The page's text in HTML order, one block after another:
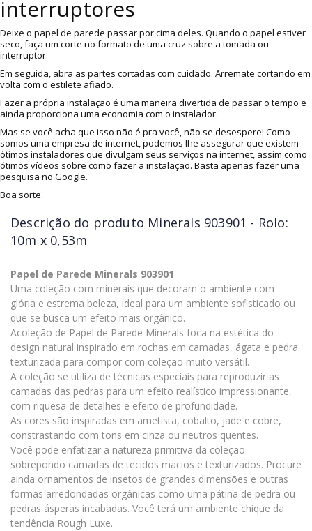
interruptores
Deixe o papel de parede passar por cima deles. Quando o papel estiver
seco, faça um corte no formato de uma cruz sobre a tomada ou
interruptor.
Em seguida, abra as partes cortadas com cuidado. Arremate cortando em
volta com o estilete afiado.
Fazer a própria instalação é uma maneira divertida de passar o tempo e
ainda proporciona uma economia com o instalador.
Mas se você acha que isso não é pra você, não se desespere! Como
somos uma empresa de internet, podemos lhe assegurar que existem
ótimos instaladores que divulgam seus serviços na internet, assim como
ótimos vídeos sobre como fazer a instalação. Basta apenas fazer uma
pesquisa no Google.
Boa sorte.
Descrição do produto Minerals 903901 - Rolo:
10m x 0,53m
Papel de Parede Minerals 903901
Uma coleção com minerais que decoram o ambiente com
glória e estrema beleza, ideal para um ambiente sofisticado ou
que se busca um efeito mais orgânico.
Acoleção de Papel de Parede Minerals foca na estética do
design natural inspirado em rochas em camadas, ágata e pedra
texturizada para compor com coleção muito versátil.
A coleção se utiliza de técnicas especiais para reproduzir as
camadas das pedras para um efeito realístico impressionante,
com riquesa de detalhes e efeito de profundidade.
As cores são inspiradas em ametista, cobalto, jade e cobre,
constrastando com tons em cinza ou neutros quentes.
Você pode enfatizar a natureza primitiva da coleção
sobrepondo camadas de tecidos macios e texturizados. Procure
ainda ornamentos de insetos de grandes dimensões e outras
formas arredondadas orgânicas como uma pátina de pedra ou
pedras ásperas incabadas. Você terá um ambiente chique da
tendência Rough Luxe.